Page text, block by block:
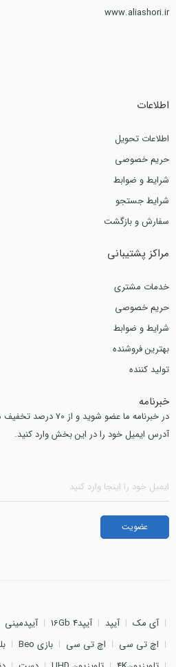
www.aliashori.ir
اطلاعات
اطلاعات تحویل
حریم خصوصی
شرایط و ضوابط
شرایط جستجو
سفارش و بازگشت
مراکز پشتیبانی
خدمات مشتری
حریم خصوصی
شرایط و ضوابط
بهترین فروشنده
تولید کننده
خبرنامه
در خبرنامه ما عضو
آدرس ایمیل خود را در این بخش وارد کنید.
آی مک آیپد آیپد4 16Gb آیپدمینی
اچ تی سی
اچ تی سی بازی Beo